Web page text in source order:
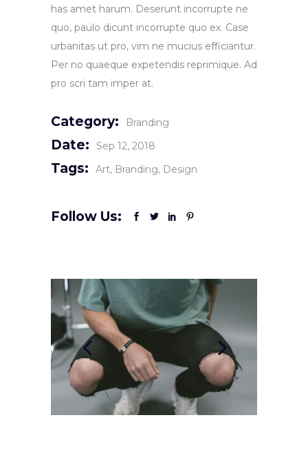
has amet harum. Deserunt incorrupte ne
quo, paulo dicunt incorrupte quo ex. Case
urbanitas ut pro, vim ne mucius efficiantur.
Per no quaeque expetendis reprimique. Ad
pro scri tam imper at.
Category: Branding
Date: Sep 12, 2018
Tags: Art Branding Design
Follow Us: